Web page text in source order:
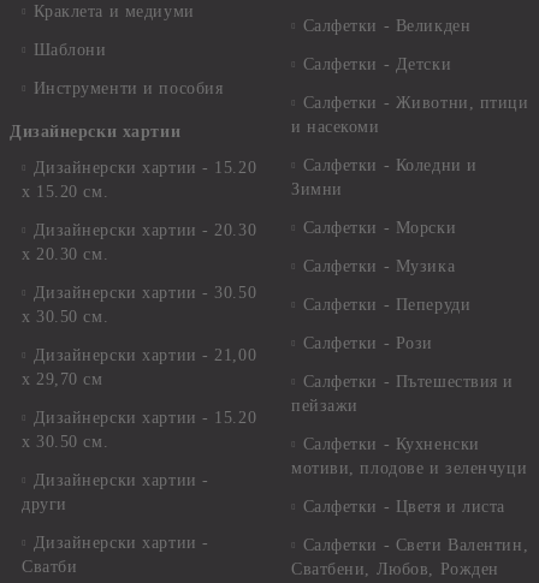
Краклета и медиуми
Шаблони
Инструменти и пособия
Дизайнерски хартии
Дизайнерски хартии - 15.20
х 15.20 см.
Дизайнерски хартии - 20.30
х 20.30 см.
Дизайнерски хартии - 30.50
х 30.50 см.
Дизайнерски хартии - 21,00
х 29,70 см
Дизайнерски хартии - 15.20
x 30.50 см.
Дизайнерски хартии -
други
Дизайнерски хартии -
Сватби
Салфетки - Великден
Салфетки - Детски
Салфетки - Животни, птици
и насекоми
Салфетки - Коледни и
Зимни
Салфетки - Морски
Салфетки - Музика
Салфетки - Пеперуди
Салфетки - Рози
Салфетки - Пътешествия и
пейзажи
Салфетки - Кухненски
мотиви, плодове и зеленчуци
Салфетки - Цветя и листа
Салфетки - Свети Валентин,
Сватбени, Любов, Рожден